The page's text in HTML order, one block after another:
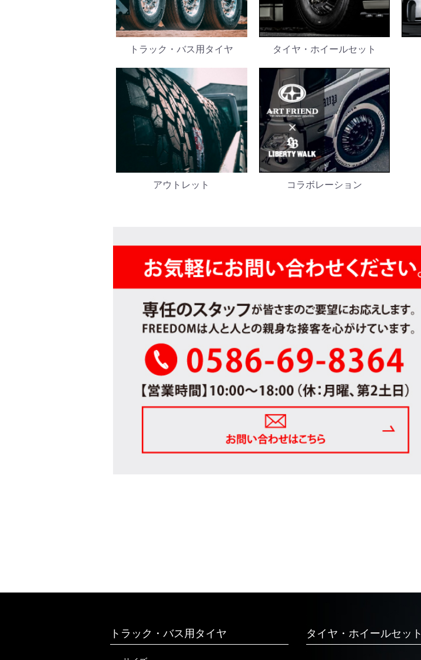
トラック・バス用タイヤ タイヤ・ホイールセット
アウトレット コラボレーション
トラック・バス用タイヤ タイヤ・ホイールセット